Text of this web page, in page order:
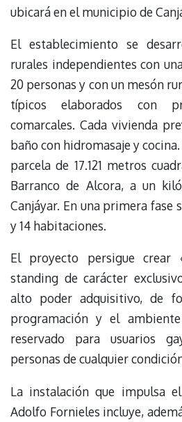
ubicará en el municipio de
El establecimiento se
rurales independientes con
20 personas y con un mesón
típicos elaborados con
comarcales. Cada vivienda
baño con hidromasaje y
parcela de 17.121 metros
Barranco de Alcora, a un
Canjáyar. En una primera fase
y 14 habitaciones.
El proyecto persigue crear
standing de carácter
alto poder adquisitivo, de
programación y el
reservado para usuarios
personas de cualquier
La instalación que impulsa
Adolfo Fornieles incluye,